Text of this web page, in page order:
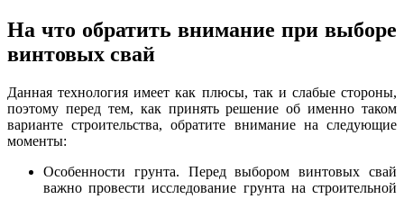
На что обратить внимание при выборе
винтовых свай
Данная технология имеет как плюсы, так и слабые стороны,
поэтому перед тем, как принять решение об именно таком
варианте строительства, обратите внимание на следующие
моменты:
Особенности грунта. Перед выбором винтовых свай
важно провести исследование грунта на строительной